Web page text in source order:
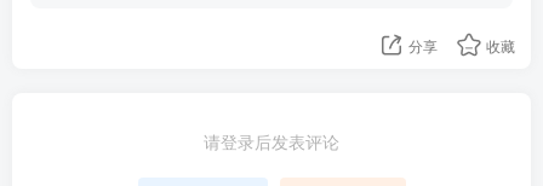
分享 收藏
请登录后发表评论